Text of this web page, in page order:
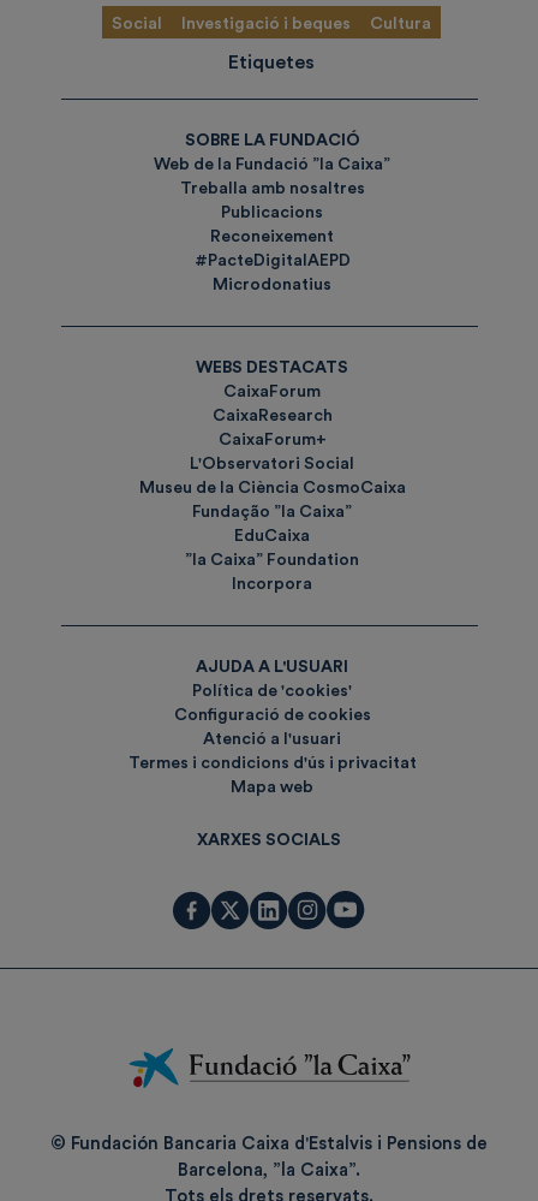
Social Investigació i beques Cultura
Etiquetes
SOBRE LA FUNDACIÓ
Web de la Fundació ”la Caixa”
Treballa amb nosaltres
Publicacions
Reconeixement
#PacteDigitalAEPD
Microdonatius
WEBS DESTACATS
CaixaForum
CaixaResearch
CaixaForum+
L'Observatori Social
Museu de la Ciència CosmoCaixa
Fundação ”la Caixa”
EduCaixa
”la Caixa” Foundation
Incorpora
AJUDA A L'USUARI
Política de 'cookies'
Configuració de cookies
Atenció a l'usuari
Termes i condicions d'ús i privacitat
Mapa web
XARXES SOCIALS
Fundación
La
© Fundación Bancaria Caixa d'Estalvis i Pensions de
Barcelona, ”la Caixa”.
Tots els drets reservats.